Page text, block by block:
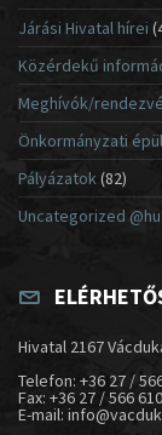
Járási Hivatal hírei
Közérdekű
Meghívók/
Önkormányzati
Pályázatok (82)
Uncategorized @hu
Hivatal 2167
Telefon: +36 27 /
Fax: +36 27 / 566 610
E-mail: